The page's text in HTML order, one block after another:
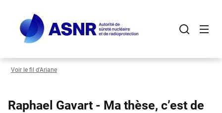
contenu
principal
Voir le fil d’Ariane
Raphael Gavart - Ma thèse, c’est de